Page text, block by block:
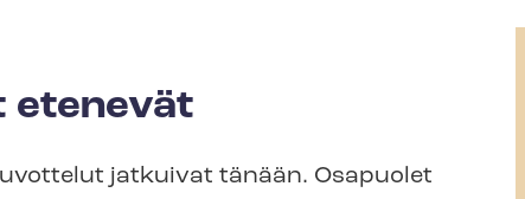
etenevät
jatkuivat tänään. Osapuolet